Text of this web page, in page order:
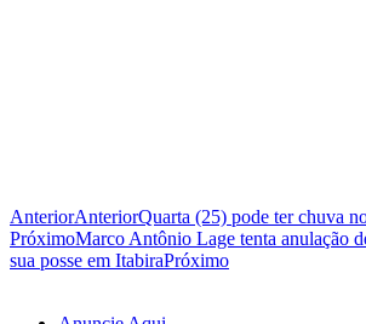
AnteriorAnteriorQuarta (25) pode ter chuva
PróximoMarco Antônio Lage tenta anulação
sua posse em ItabiraPróximo